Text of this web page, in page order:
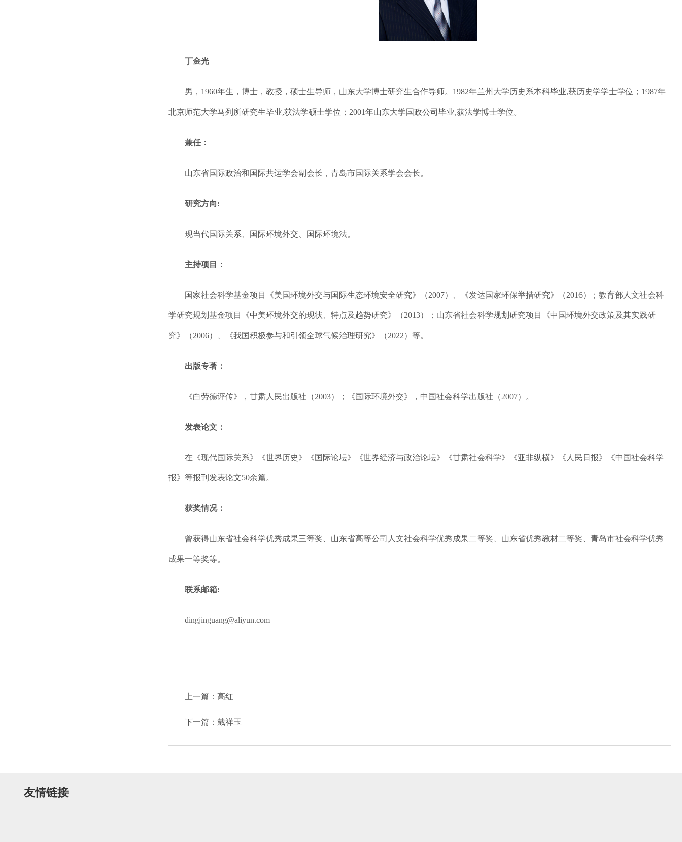
丁金光
男，1960年生，博士，教授，硕士生导师，山东大学博士研究生合作导师。1982年兰州大学历史系本科毕业,获历史学学士学位；1987年
北京师范大学马列所研究生毕业,获法学硕士学位；2001年山东大学国政公司毕业,获法学博士学位。
兼任：
山东省国际政治和国际共运学会副会长，青岛市国际关系学会会长。
研究方向:
现当代国际关系、国际环境外交、国际环境法。
主持项目：
国家社会科学基金项目《美国环境外交与国际生态环境安全研究》（2007）、《发达国家环保举措研究》（2016）；教育部人文社会科
学研究规划基金项目《中美环境外交的现状、特点及趋势研究》（2013）；山东省社会科学规划研究项目《中国环境外交政策及其实践研
究》（2006）、《我国积极参与和引领全球气候治理研究》（2022）等。
出版专著：
《白劳德评传》，甘肃人民出版社（2003）；《国际环境外交》，中国社会科学出版社（2007）。
发表论文：
在《现代国际关系》《世界历史》《国际论坛》《世界经济与政治论坛》《甘肃社会科学》《亚非纵横》《人民日报》《中国社会科学
报》等报刊发表论文50余篇。
获奖情况：
曾获得山东省社会科学优秀成果三等奖、山东省高等公司人文社会科学优秀成果二等奖、山东省优秀教材二等奖、青岛市社会科学优秀
成果一等奖等。
联系邮箱:
dingjinguang@aliyun.com
上一篇：高红
下一篇：戴祥玉
友情链接